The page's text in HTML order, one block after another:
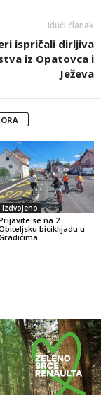
Idući članak
ispričali dirljiva
iz Opatovca i
Ježeva
Izdvojeno
se na 2.
biciklijadu u